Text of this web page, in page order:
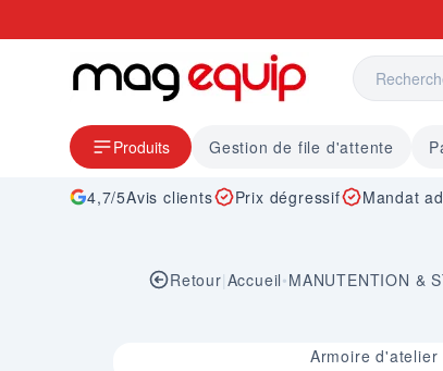
Produits Gestion de file d'attente
4,7/5Avis clients Prix dégressif Mandat
Retour|Accueil•MANUTENTION &
Armoire d'atelier